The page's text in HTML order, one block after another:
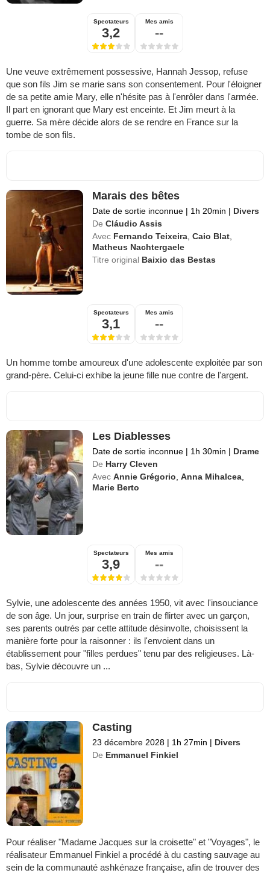
Spectateurs
3,2
Mes amis
--
Une veuve extrêmement possessive, Hannah Jessop, refuse
que son fils Jim se marie sans son consentement. Pour l'éloigner
de sa petite amie Mary, elle n'hésite pas à l'enrôler dans l'armée.
Il part en ignorant que Mary est enceinte. Et Jim meurt à la
guerre. Sa mère décide alors de se rendre en France sur la
tombe de son fils.
Marais des bêtes
Date de sortie inconnue | 1h 20min | Divers
De Cláudio Assis
Avec Fernando Teixeira ,Caio Blat
Matheus Nachtergaele
Titre original Baixio das Bestas
Spectateurs
3,1
Mes amis
--
Un homme tombe amoureux d'une adolescente exploitée par son
grand-père. Celui-ci exhibe la jeune fille nue contre de l'argent.
Les Diablesses
Date de sortie inconnue | 1h 30min | Drame
De Harry Cleven
Avec Annie Grégorio ,Anna Mihalcea
Marie Berto
Spectateurs
3,9
Mes amis
--
Sylvie, une adolescente des années 1950, vit avec l'insouciance
de son âge. Un jour, surprise en train de flirter avec un garçon,
ses parents outrés par cette attitude désinvolte, choisissent la
manière forte pour la raisonner : ils l'envoient dans un
établissement pour "filles perdues" tenu par des religieuses. Là-
bas, Sylvie découvre un ...
Casting
23 décembre 2028 | 1h 27min | Divers
De Emmanuel Finkiel
Pour réaliser "Madame Jacques sur la croisette" et "Voyages", le
réalisateur Emmanuel Finkiel a procédé à du casting sauvage au
sein de la communauté ashkénaze française, afin de trouver des